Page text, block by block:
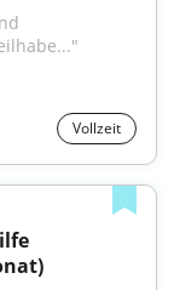
Vollzeit